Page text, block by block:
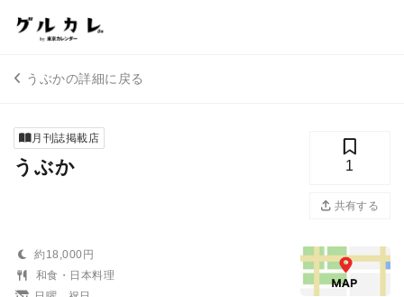
うぶかの詳細に戻る
月刊誌掲載店
うぶか 1
共有する
約18,000円
和食・日本料理